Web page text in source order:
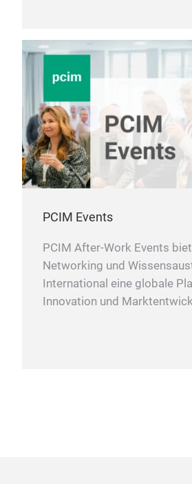
PCIM Events
PCIM After-Work Events
Networking und
International eine globale
Innovation und